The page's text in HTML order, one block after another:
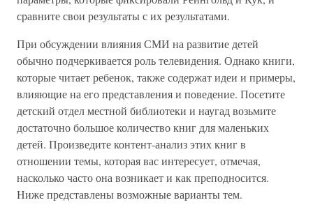
сравните свои результаты с их результатами.
При обсуждении влияния СМИ на развитие детей
обычно подчеркивается роль телевидения. Однако книги,
которые читает ребенок, также содержат идеи и примеры,
влияющие на его представления и поведение. Посетите
детский отдел местной библиотеки и наугад возьмите
достаточно большое количество книг для маленьких
детей. Произведите контент-анализ этих книг в
отношении темы, которая вас интересует, отмечая,
насколько часто она возникает и как преподносится.
Ниже представлены возможные варианты тем.